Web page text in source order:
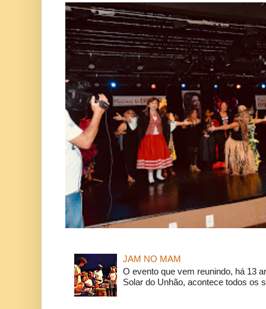
JAM NO MAM
O evento que vem reunindo, há 13
Solar do Unhão, acontece todos os